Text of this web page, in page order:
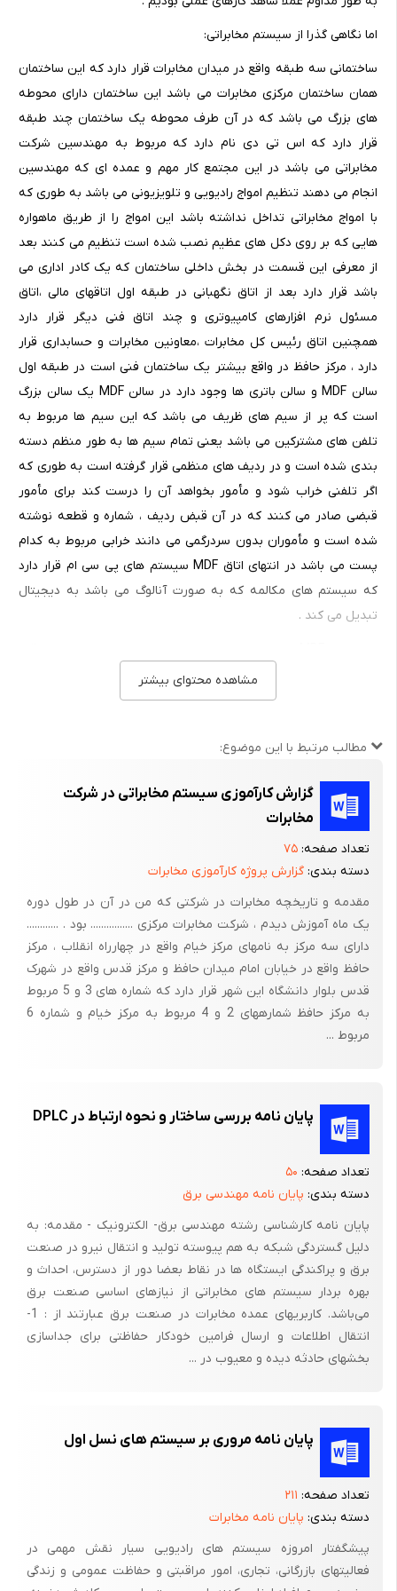
اما نگاهی گذرا از سیستم مخابراتی:
ساختمانی سه طبقه واقع در میدان مخابرات قرار دارد که این ساختمان
همان ساختمان مرکزی مخابرات می باشد این ساختمان دارای محوطه
های بزرگ می باشد که در آن طرف محوطه یک ساختمان چند طبقه
قرار دارد که اس تی دی نام دارد که مربوط به مهندسین شرکت
مخابراتی می باشد در این مجتمع کار مهم و عمده ای که مهندسین
انجام می دهند تنظیم امواج رادیویی و تلویزیونی می باشد به طوری که
با امواج مخابراتی تداخل نداشته باشد این امواج را از طریق ماهواره
هایی که بر روی دکل های عظیم نصب شده است تنظیم می کنند بعد
از معرفی این قسمت در بخش داخلی ساختمان که یک کادر اداری می
باشد قرار دارد بعد از اتاق نگهبانی در طبقه اول اتاقهای مالی ،‌اتاق
مسئول نرم افزارهای کامپیوتری و چند اتاق فنی دیگر قرار دارد
همچنین اتاق رئیس کل مخابرات ،‌معاونین مخابرات و حسابداری قرار
دارد ، مرکز حافظ در واقع بیشتر یک ساختمان فنی است در طبقه اول
سالن MDF و سالن باتری ها وجود دارد در سالن MDF یک سالن بزرگ
است که پر از سیم های ظریف می باشد که این سیم ها مربوط به
تلفن های مشترکین می باشد یعنی تمام سیم ها به طور منظم دسته
بندی شده است و در ردیف های منظمی قرار گرفته است به طوری که
اگر تلفنی خراب شود و مأمور بخواهد آن را درست کند برای مأمور
قبضی صادر می کنند که در آن قبض ردیف ، شماره و قطعه نوشته
شده است و مأموران بدون سردرگمی می دانند خرابی مربوط به کدام
پست می باشد در انتهای اتاق MDF سیستم های پی سی ام قرار دارد
که سیستم های مکالمه که به صورت آنالوگ می باشد به دیجیتال
تبدیل می کند .
گرفته اند که برای زمانی که برق مورد نظر شهری قطع شود این باتری
ها شارژ می شوند و کمبود برق را در زمان قطعی تهیه می کنند که
واقع این باتری ها باعث راه اندازی جریان می شود .
اما برای مدت طولانی کار بکنند حداکثر تا 24 ساعت بعد از آن در کنار
اتاق باتری ها یک اتاق دیگر قرار دارد که اتاق دیزل نام دارد یعنی بعد از
24 ساعت از کار باتری ها دیزل به طور اتوماتیک شروع به کار می کند .
در طبقه پایین این ساختمان اتاق کابل موجود است در این اتاق کابل
شوند و از طبقه بالایی این مرکز قرار دارد . سالنی بزرگ که کار کارمندان
این سالن مزاحم یابی در قدیم در سیستم های آنالوگ، قطع و وصل
تلفن ها در هنگام پرداخت نکردن پول تلفن و دیگر کارهای مخابراتی
می باشد در مخابرات مراکز دیگری از قبیل تأسیسات ، اتاق خرابی های
ساختمان مرکزی ، اتاق کامپیوتر ، اتاق 118 برای اطلاع رسانی شماره ها ،
اتاق 117 برای درست کردن خرابی های تلفن و ... می باشد که کار من
در تمام تأسیسات الکتریکی زمین کردن یکی از مهمترین و اساسی ترین
اقدامی است که برای جلوگیری از آسیب دیدن دستگاه های الکتریکی و
انجام می گیرد . بررسی آمارهای قطعی سیستم های مخابراتی در سالهای
اخیر نشان می دهد که قسمتی از این قطعی ها مربوط به غیر استاندارد
بودن سیستم گراندینگ در بعضی از ایستگاه ها بوده که این موضوع
باعث خسارات فراوانی به سیستم های مخابراتی گردیده است . در شبکه
های مخابراتی بویژه سیستم های ارتباطی مایکروویو ، سیستم
گراندینگ از اهمیت خاصی برخوردار است از این رو طراحی دقیق ، نصب
صحیح و نگهداری اصولی سیستم گراندینگ یا زمین کردن با در نظر
هدف از ایجاد زمین کردن
هدف از ایجاد زمین کردن و به کارگیری این سیستم حفاظت ایستگاه
های مخابراتی در مقابل جریان های ناگهانی ناشی از تخلیه بار الکتریکی یا
القایی است و با اطمینان از اینکه جریان های تخلیه شده یا القایی در
قسمت های هدایت کننده شبکه زمین به نحوی توزیع شود که جریان
حاصله در هر شاخه به حداقل مقدار ممکن تنزل یابد یکی از عوامل
مشاهده محتوای بیشتر
مطالب مرتبط با این موضوع:
گزارش کارآموزی سیستم مخابراتی در شرکت
مخابرات
تعداد صفحه: ۷۵
دسته بندی: گزارش پروژه کارآموزی مخابرات
مقدمه و تاریخچه مخابرات در شرکتی که من در آن در طول دوره
یک ماه ‌آموزش دیدم ، شرکت مخابرات مرکزی ................ بود . ............
دارای سه مرکز به نامهای مرکز خیام واقع در چهارراه انقلاب ، مرکز
حافظ واقع در خیابان امام میدان حافظ و مرکز قدس واقع در شهرک
قدس بلوار دانشگاه این شهر قرار دارد که شماره های 3 و 5 مربوط
به مرکز حافظ شمارههای 2 و 4 مربوط به مرکز خیام و شماره 6
مربوط ...
پایان نامه بررسی ساختار و نحوه ارتباط در DPLC
تعداد صفحه: ۵۰
دسته بندی: پایان نامه مهندسی برق
پایان نامه کارشناسی رشته مهندسی برق- الکترونیک - مقدمه: به
دلیل گستردگی شبکه به هم پیوسته تولید و انتقال نیرو در صنعت
برق و پراکندگی ایستگاه ها در نقاط بعضا دور از دسترس، احداث و
بهره بردار سیستم های مخابراتی از نیازهای اساسی صنعت برق
می‌باشد. کاربریهای عمده مخابرات در صنعت برق عبارتند از : 1-
انتقال اطلاعات و ارسال فرامین خودکار حفاظتی برای جداسازی
بخشهای حادثه دیده و معیوب در ...
پایان نامه مروری بر سیستم های نسل اول
تعداد صفحه: ۲۱۱
دسته بندی: پایان نامه مخابرات
پیشگفتار امروزه سیستم های رادیویی سیار نقش مهمی در
فعالیتهای بازرگانی، تجاری، امور مراقبتی و حفاظت عمومی و زندگی